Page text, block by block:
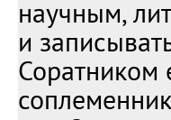
научным,
и
Соратником